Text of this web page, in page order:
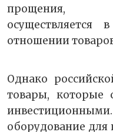
прощения,
отношении
Однако
товары, которые
оборудование для